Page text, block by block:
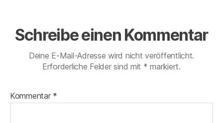
Schreibe einen Kommentar
Deine E-Mail-Adresse wird nicht veröffentlicht.
Erforderliche Felder sind mit * markiert.
Kommentar *